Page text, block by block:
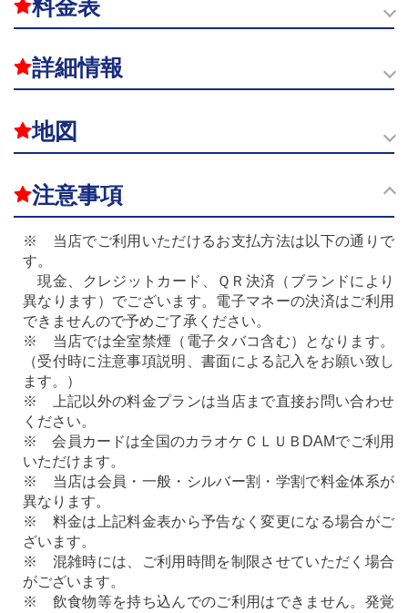
料金表
詳細情報
地図
注意事項
※ 当店でご利用いただけるお支払方法は以下の通りで
す。
現金、クレジットカード、ＱＲ決済（ブランドにより
異なります）でございます。電子マネーの決済はご利用
できませんので予めご了承ください。
※ 当店では全室禁煙（電子タバコ含む）となります。
（受付時に注意事項説明、書面による記入をお願い致し
ます。）
※ 上記以外の料金プランは当店まで直接お問い合わせ
ください。
※ 会員カードは全国のカラオケＣＬＵＢDAMでご利用
いただけます。
※ 当店は会員・一般・シルバー割・学割で料金体系が
異なります。
※ 料金は上記料金表から予告なく変更になる場合がご
ざいます。
※ 混雑時には、ご利用時間を制限させていただく場合
がございます。
※ 飲食物等を持ち込んでのご利用はできません。発覚